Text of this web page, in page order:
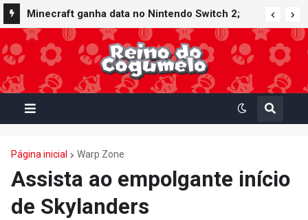
Minecraft ganha data no Nintendo Switch 2;
Super Mario Mash-Up receberá atualização
gráfica exclusiva
Página inicial Warp Zone
Assista ao empolgante início
de Skylanders